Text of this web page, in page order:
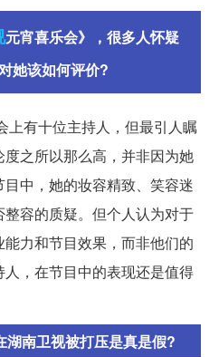
元宵喜乐会》，很多人怀疑
她该如何评价?
上有十位主持人，但最引人瞩
之所以那么高，并非因为她
中，她的妆容精致、笑容迷
容的质疑。但个人认为对于
力和节目效果，而非他们的
，在节目中的表现还是值得
南卫视被打压是真是假?